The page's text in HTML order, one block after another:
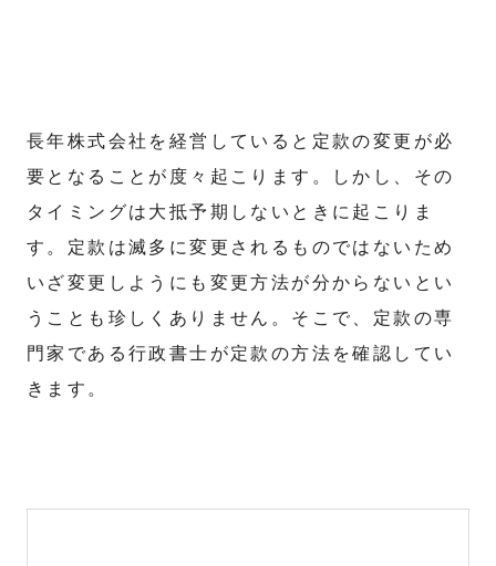
長年株式会社を経営していると定款の変更が必
要となることが度々起こります。しかし、その
タイミングは大抵予期しないときに起こりま
す。定款は滅多に変更されるものではないため
いざ変更しようにも変更方法が分からないとい
うことも珍しくありません。そこで、定款の専
門家である行政書士が定款の方法を確認してい
きます。